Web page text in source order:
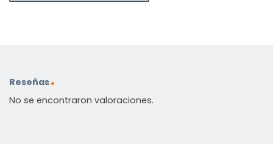
Reseñas
No se encontraron valoraciones.